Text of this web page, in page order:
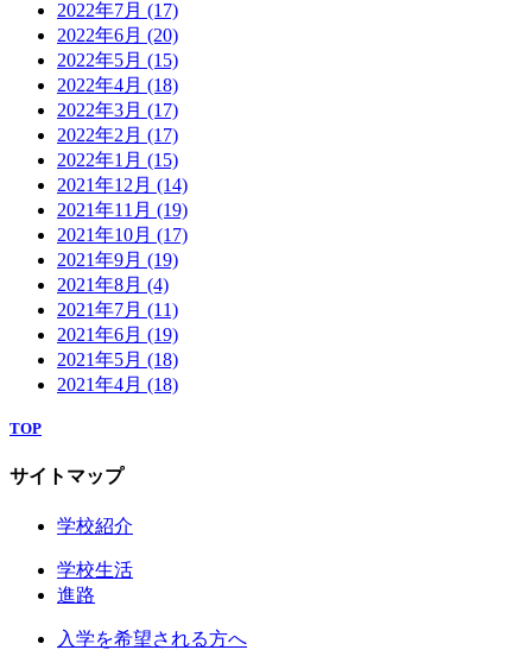
2022年7月 (17)
2022年6月 (20)
2022年5月 (15)
2022年4月 (18)
2022年3月 (17)
2022年2月 (17)
2022年1月 (15)
2021年12月 (14)
2021年11月 (19)
2021年10月 (17)
2021年9月 (19)
2021年8月 (4)
2021年7月 (11)
2021年6月 (19)
2021年5月 (18)
2021年4月 (18)
TOP
サイトマップ
学校紹介
学校生活
進路
入学を希望される方へ